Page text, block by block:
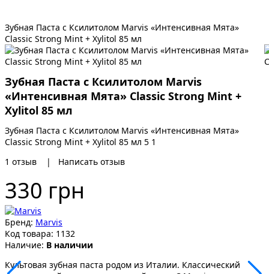
Зубная Паста с Ксилитолом Marvis «Интенсивная Мята»
Classic Strong Mint + Xylitol 85 мл
Зубная Паста с Ксилитолом Marvis
«Интенсивная Мята» Classic Strong Mint +
Xylitol 85 мл
Зубная Паста с Ксилитолом Marvis «Интенсивная Мята»
Classic Strong Mint + Xylitol 85 мл 5 1
1 отзыв | Написать отзыв
330 грн
Бренд: Marvis
Код товара: 1132
Наличие: В наличии
Культовая зубная паста родом из Италии. Классический